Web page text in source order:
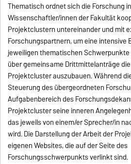
Thematisch ordnet sich die Forschung
Wissenschaftler/innen der Fakultät
Projektclustern untereinander und mit
Forschungspartnern, um eine intensive
jeweiligen thematischen
über gemeinsame Drittmittelanträge
Projektcluster auszubauen. Während
Steuerung des übergeordneten
Aufgabenbereich des
Projektcluster seine inneren
das jeweils von einem/er Sprecher/in
wird. Die Darstellung der Arbeit der
eigenen Websites, die auf der Seite des
Forschungsschwerpunkts verlinkt sind.